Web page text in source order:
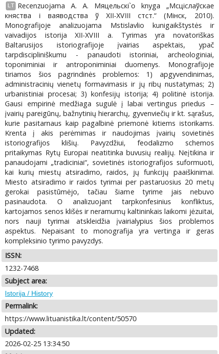
LT
Recenzuojama A. A. Мяцельскі`o knyga „Мсціслаўскае
княства i ваяводства ў XII-XVIII стст.“ (Мiнск, 2010).
Monografijoje analizuojama Mstislavlio kunigaikštystės ir
vaivadijos istorija XII-XVIII a. Tyrimas yra novatoriškas
Baltarusijos istoriografijoje įvairias aspektais, ypač
tarpdiscipliniškumu - panaudoti istoriniai, archeologiniai,
toponiminiai ir antroponiminiai duomenys. Monografijoje
tiriamos šios pagrindinės problemos: 1) apgyvendinimas,
administracinių vienetų formavimasis ir jų ribų nustatymas; 2)
urbanistiniai procesai; 3) konfesijų istorija; 4) politinė istorija.
Gausi empirinė medžiaga sugulė į labai vertingus priedus –
įvairių pareigūnų, bažnytinių hierarchų, gyvenviečių ir kt. sąrašus,
kurie pasitarnaus kaip pagalbinė priemonė kitiems istorikams.
Krenta į akis perėmimas ir naudojimas įvairių sovietinės
istoriografijos klišių. Pavyzdžiui, feodalizmo schemos
pritaikymas Rytų Europai neatitinka buvusių realijų. Neįtikina ir
panaudojami „tradiciniai“, sovietinės istoriografijos suformuoti,
kai kurių miestų atsiradimo, raidos, jų funkcijų paaiškinimai.
Miesto atsiradimo ir raidos tyrimai per pastaruosius 20 metų
gerokai pasistūmėjo, tačiau šiame tyrime jais nebuvo
pasinaudota. O analizuojant tarpkonfesinius konfliktus,
kartojamos senos klišės ir neramumų kaltininkais laikomi jėzuitai,
nors nauji tyrimai atskleidžia įvairialypius šios problemos
aspektus. Nepaisant to monografija yra vertinga ir geras
kompleksinio tyrimo pavyzdys.
ISSN:
1232-7468
Subject area:
Istorija / History
Permalink:
https://www.lituanistika.lt/content/50570
Updated:
2026-02-25 13:34:50